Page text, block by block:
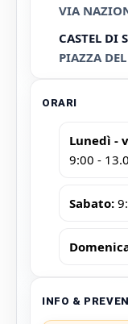
VIA
CASTEL DI
PIAZZA
ORARI
Lunedì -
9:00 -
Sabato:
INFO &